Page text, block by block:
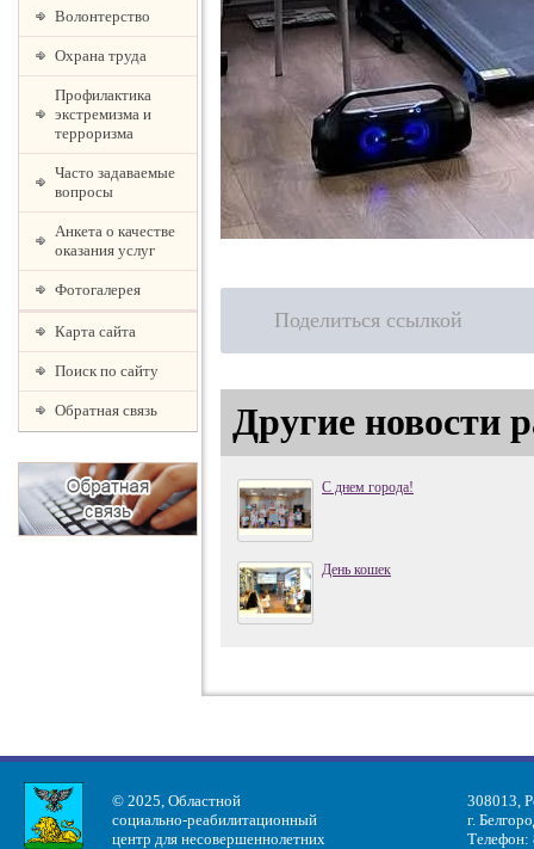
Волонтерство
Охрана труда
Профилактика
экстремизма и
терроризма
Часто задаваемые
вопросы
Анкета о качестве
оказания услуг
Фотогалерея
Карта сайта
Поиск по сайту
Обратная связь
Поделиться ссылкой
Другие новости
С днем города!
День кошек
© 2025, Областной
социально-реабилитационный
центр для несовершеннолетних
308013,
г.